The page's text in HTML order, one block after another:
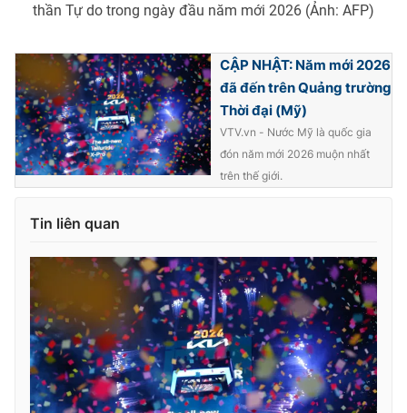
thần Tự do trong ngày đầu năm mới 2026 (Ảnh: AFP)
CẬP NHẬT: Năm mới 2026
đã đến trên Quảng trường
Thời đại (Mỹ)
VTV.vn - Nước Mỹ là quốc gia
đón năm mới 2026 muộn nhất
trên thế giới.
Tin liên quan